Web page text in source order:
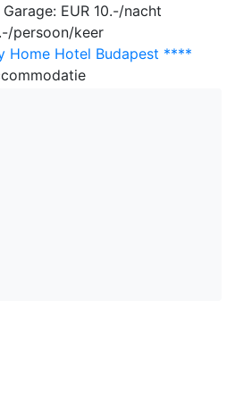
EUR 10.-/nacht
persoon/keer
Hotel Budapest ****